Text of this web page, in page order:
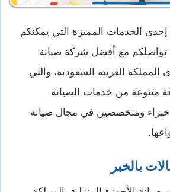
إحدى الخدمات المميزة التي يمكنكم
تواصلكم مع أفضل شركة صيانة
العربية السعودية، والتي
متنوعة من خدمات الصيانة
خبراء ومتخصصين في مجال صيانة
بالخبر